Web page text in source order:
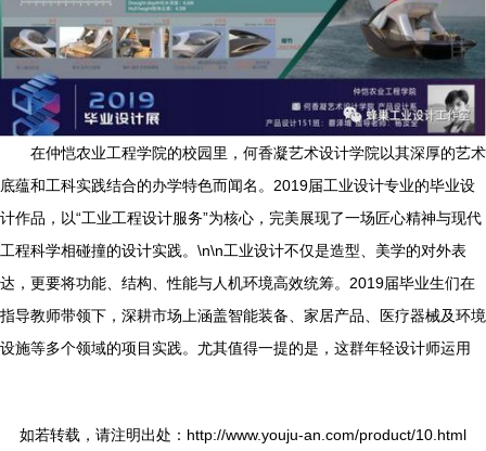
在仲恺农业工程学院的校园里，何香凝艺术设计学院以其深厚的艺术
底蕴和工科实践结合的办学特色而闻名。2019届工业设计专业的毕业设
计作品，以“工业工程设计服务”为核心，完美展现了一场匠心精神与现代
工程科学相碰撞的设计实践。\n\n工业设计不仅是造型、美学的对外表
达，更要将功能、结构、性能与人机环境高效统筹。2019届毕业生们在
指导教师带领下，深耕市场上涵盖智能装备、家居产品、医疗器械及环境
设施等多个领域的项目实践。尤其值得一提的是，这群年轻设计师运用
如若转载，请注明出处：http://www.youju-an.com/product/10.html